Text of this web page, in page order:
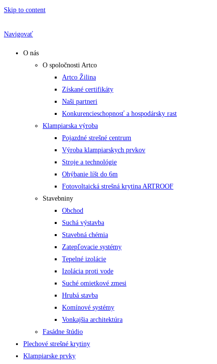
Skip to content
Navigovať
O nás
O spoločnosti Artco
Artco Žilina
Získané certifikáty
Naši partneri
Konkurencieschopnosť a hospodársky rast
Klampiarska výroba
Pojazdné strešné centrum
Výroba klampiarskych prvkov
Stroje a technológie
Ohýbanie líšt do 6m
Fotovoltaická strešná krytina ARTROOF
Stavebniny
Obchod
Suchá výstavba
Stavebná chémia
Zatepľovacie systémy
Tepelné izolácie
Izolácia proti vode
Suché omietkové zmesi
Hrubá stavba
Komínové systémy
Vonkajšia architektúra
Fasádne štúdio
Plechové strešné krytiny
Klampiarske prvky